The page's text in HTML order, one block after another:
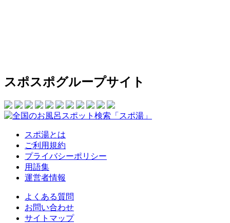
スポスポグループサイト
スポ湯とは
ご利用規約
プライバシーポリシー
用語集
運営者情報
よくある質問
お問い合わせ
サイトマップ